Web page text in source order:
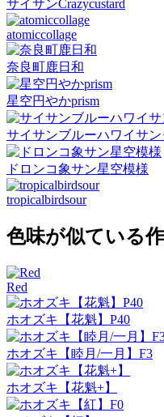
サイサンCrazycustard
atomiccollage
奈良町鹿日和
星空円やかprism
サイサンブルーハワイサン
ドロンコ象サン星空模様
tropicalbirdsour
色味が似ている
Red
ホオズキ【花魁】P40
ホオズキ【睦月/一月】F3
ホオズキ【花魁+】